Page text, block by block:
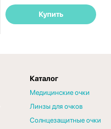
Купить
Каталог
Медицинские очки
Линзы для очков
Солнцезащитные очки